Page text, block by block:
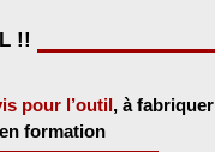
!!
pour l’outil, à fabriquer
formation